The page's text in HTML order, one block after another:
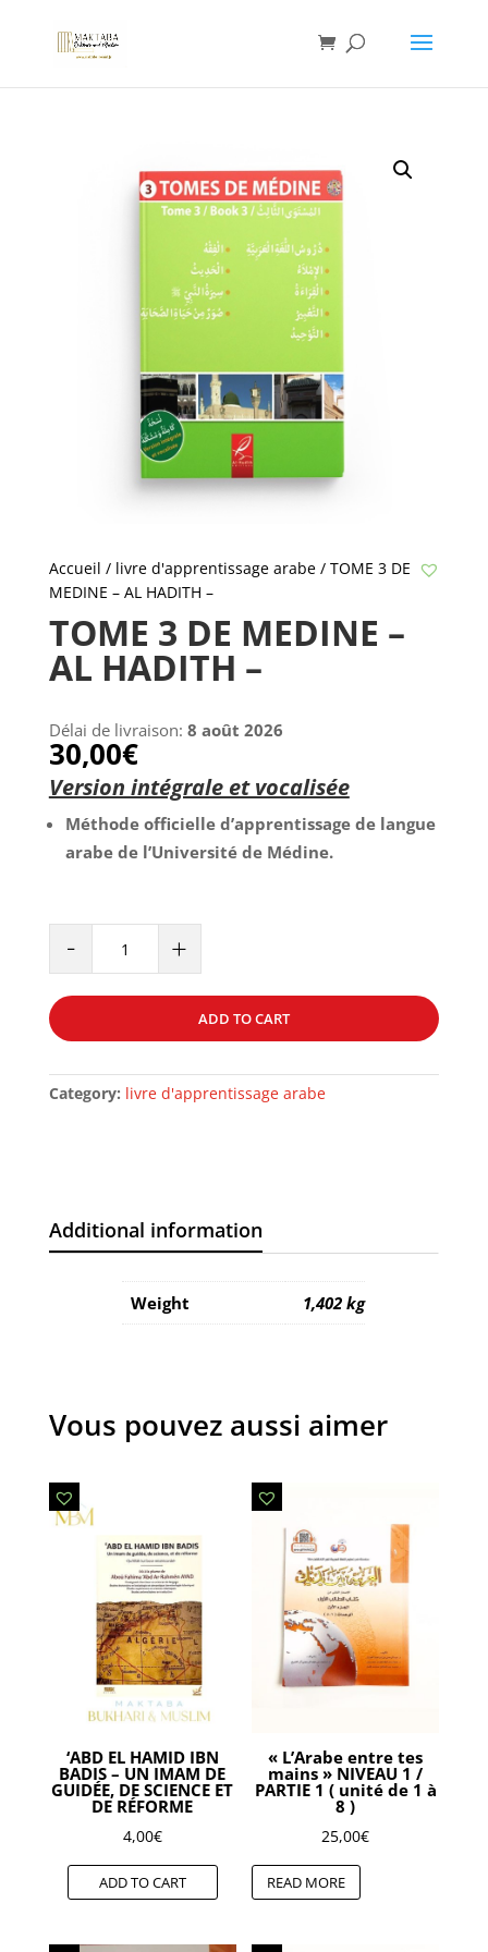
Accueil / livre d'apprentissage arabe/ TOME 3 DE
MEDINE – AL HADITH –
TOME 3 DE MEDINE –
AL HADITH –
Délai de livraison: 8 août 2026
30,00€
Version intégrale et vocalisée
Méthode officielle d’apprentissage de langue
arabe de l’Université de Médine.
-
MEDINE
–
HADITH
–
+
ADD TO CART
Category: livre d'apprentissage arabe
Additional information
Weight 1,402 kg
Vous pouvez aussi aimer
‘ABD EL HAMID IBN
BADIS – UN IMAM DE
GUIDÉE, DE SCIENCE ET
DE RÉFORME
4,00€
ADD TO CART
« L’Arabe entre tes
mains » NIVEAU 1 /
PARTIE 1 ( unité de 1 à
8 )
25,00€
READ MORE